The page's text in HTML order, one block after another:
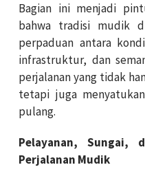
Bagian ini menjadi
bahwa tradisi mudik
perpaduan antara
infrastruktur, dan
perjalanan yang tidak
tetapi juga
pulang.
Pelayanan, Sungai,
Perjalanan Mudik